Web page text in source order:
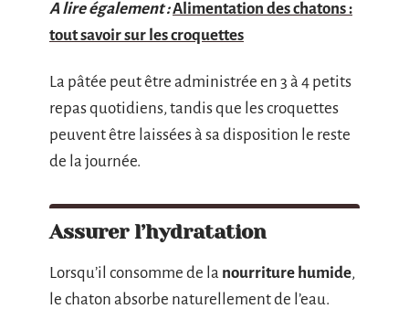
A lire également :Alimentation des chatons :
tout savoir sur les croquettes
La pâtée peut être administrée en 3 à 4 petits
repas quotidiens, tandis que les croquettes
peuvent être laissées à sa disposition le reste
de la journée.
Assurer l’hydratation
Lorsqu’il consomme de la nourriture humide,
le chaton absorbe naturellement de l’eau.